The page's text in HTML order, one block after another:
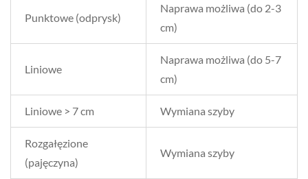
Punktowe (odprysk)
Naprawa możliwa (do 2-3
cm)
Liniowe
Naprawa możliwa (do 5-7
cm)
Liniowe > 7 cm Wymiana szyby
Rozgałęzione
(pajęczyna)
Wymiana szyby